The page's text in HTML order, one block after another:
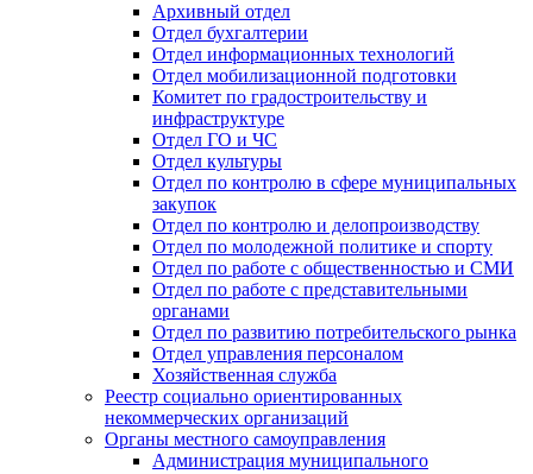
Архивный отдел
Отдел бухгалтерии
Отдел информационных технологий
Отдел мобилизационной подготовки
Комитет по градостроительству и
инфраструктуре
Отдел ГО и ЧС
Отдел культуры
Отдел по контролю в сфере муниципальных
закупок
Отдел по контролю и делопроизводству
Отдел по молодежной политике и спорту
Отдел по работе с общественностью и СМИ
Отдел по работе с представительными
органами
Отдел по развитию потребительского рынка
Отдел управления персоналом
Хозяйственная служба
Реестр социально ориентированных
некоммерческих организаций
Органы местного самоуправления
Администрация муниципального